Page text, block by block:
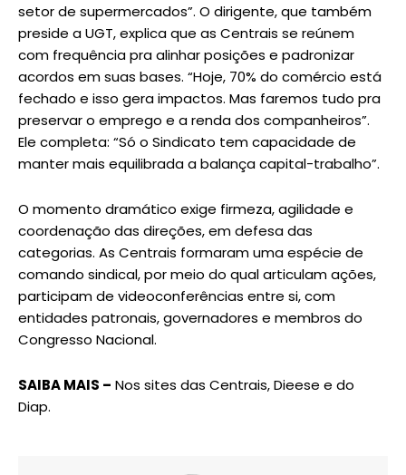
setor de supermercados”. O dirigente, que também
preside a UGT, explica que as Centrais se reúnem
com frequência pra alinhar posições e padronizar
acordos em suas bases. “Hoje, 70% do comércio está
fechado e isso gera impactos. Mas faremos tudo pra
preservar o emprego e a renda dos companheiros”.
Ele completa: “Só o Sindicato tem capacidade de
manter mais equilibrada a balança capital-trabalho”.
O momento dramático exige firmeza, agilidade e
coordenação das direções, em defesa das
categorias. As Centrais formaram uma espécie de
comando sindical, por meio do qual articulam ações,
participam de videoconferências entre si, com
entidades patronais, governadores e membros do
Congresso Nacional.
SAIBA MAIS – Nos sites das Centrais, Dieese e do
Diap.